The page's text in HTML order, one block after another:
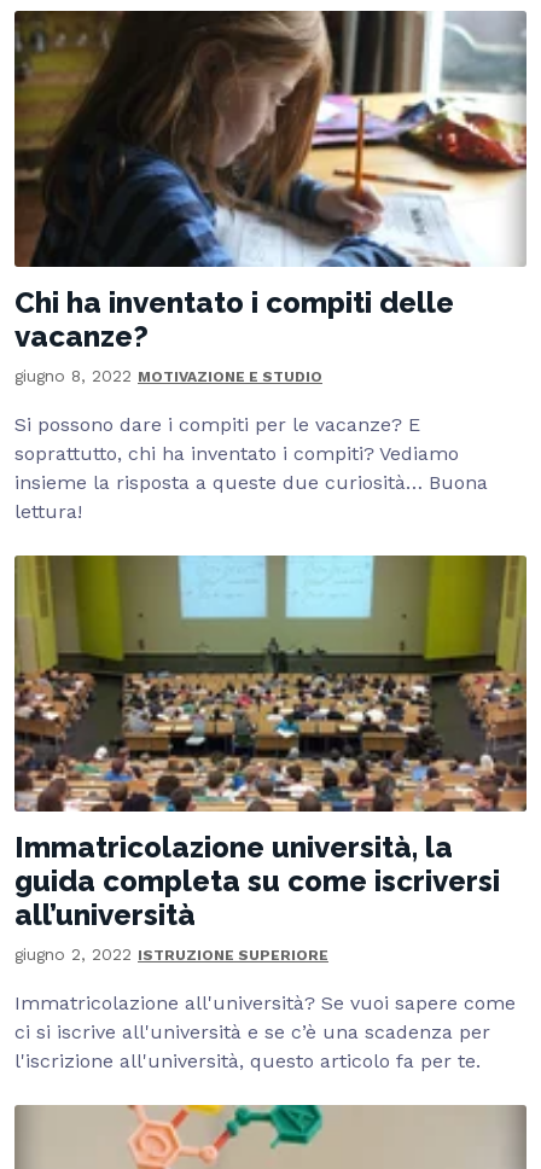
Chi ha inventato i compiti delle
vacanze?
giugno 8, 2022 MOTIVAZIONE E STUDIO
Si possono dare i compiti per le vacanze? E
soprattutto, chi ha inventato i compiti? Vediamo
insieme la risposta a queste due curiosità… Buona
lettura!
Immatricolazione università, la
guida completa su come iscriversi
all’università
giugno 2, 2022 ISTRUZIONE SUPERIORE
Immatricolazione all'università? Se vuoi sapere come
ci si iscrive all'università e se c’è una scadenza per
l'iscrizione all'università, questo articolo fa per te.